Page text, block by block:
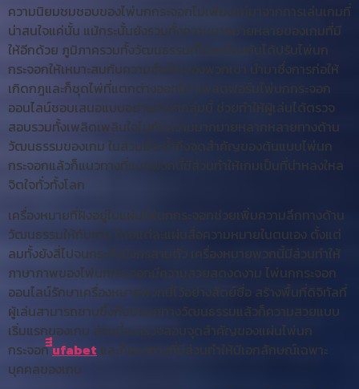
ความนิยมชมชอบของไพ่นกกระจอกไม่เพียงแค่มาจากการเล่นเกมที่
น่าสนใจแค่นั้น แม้กระนั้นยังรวมทั้งความมากมายหลายของเกมที่มี
ให้อีกด้วย ภูมิภาครวมทั้งวัฒนธรรมที่ไม่เหมือนกันได้ปรับไพ่นก
กระจอกให้เหมาะสมกับความจำเป็นของพวกเขา นำมาซึ่งการก่อให้
เกิดกฎและก็ชุดไพ่ที่แตกต่างออกไป แพลตฟอร์มไพ่นกกระจอก
ออนไลน์ชอบเสนอแบบอย่างต่างๆกลุ่มนี้ ช่วยทำให้ผู้เล่นได้ตรวจ
สอบรวมทั้งเพลิดเพลินใจไปกับความมากมายหลากหลายทางด้าน
วัฒนธรรมของเกม ในส่วนนี้จะย้ำถึงจุดสำคัญของต้นแบบไพ่นก
กระจอกแล้วก็แนวทางที่แบบพวกนี้มีส่วนทำให้เกมเป็นที่น่าหลงใหล
จิตใจทั่วทั้งโลก
เครื่องหมายที่ฝังอยู่ในแผ่นไพ่นกกระจอกช่วยเพิ่มความลึกทางด้าน
วัฒนธรรมให้กับเกม โดยแต่ละแผ่นสื่อความหมายในตนเอง ตั้งแต่
ลมทั้งยังสี่ไปจนกระทั่งมังกรสามตัว เครื่องหมายพวกนี้มีส่วนทำให้
ภาษาภาพของไพ่นกกระจอกมีความสวยสดงดงาม ไพ่นกกระจอก
ออนไลน์รักษาเครื่องหมายพวกนี้ไว้อย่างสัตย์ซื่อ สร้างพื้นที่ดิจิทัลที่
ผู้เล่นสามารถซาบซึ้งกับมรดกทางวัฒนธรรมแล้วก็ความสวยแบบ
เริ่มแรกของเกม ส่วนนี้จะตรวจสอบจุดสำคัญของแผ่นไพ่นก
กระจอกีีีufabet และก็แนวทางที่มีส่วนทำให้มีเอกลักษณ์เฉพาะ
บุคคลของเกม